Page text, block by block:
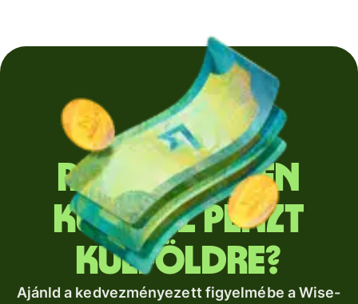
Rendszeresen
küldesz pénzt
külföldre?
Ajánld a kedvezményezett figyelmébe a Wise-